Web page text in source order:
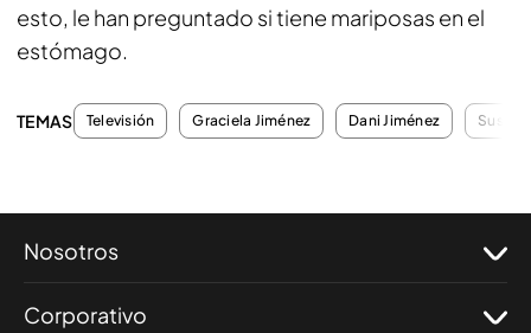
esto, le han preguntado si tiene mariposas en el
estómago.
TEMAS Televisión Graciela Jiménez Dani Jiménez Susi
Nosotros
Corporativo